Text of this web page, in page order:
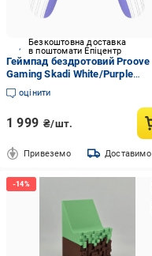
Безкоштовна доставка
в поштомати Епіцентр
Геймпад бездротовий Proove
Gaming Skadi White/Purple
(595230029)
оцінити
1 999 ₴/шт.
Привеземо Доставимо